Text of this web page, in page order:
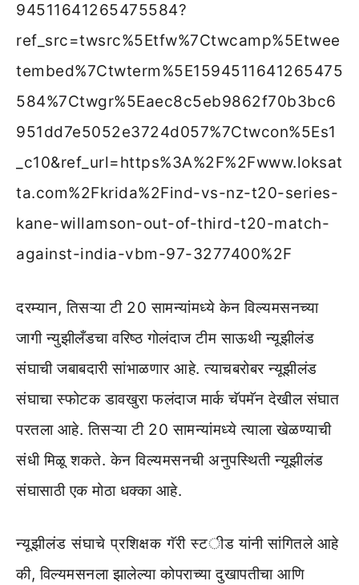
94511641265475584?
ref_src=twsrc%5Etfw%7Ctwcamp%5Etwee
tembed%7Ctwterm%5E1594511641265475
584%7Ctwgr%5Eaec8c5eb9862f70b3bc6
951dd7e5052e3724d057%7Ctwcon%5Es1
_c10&ref_url=https%3A%2F%2Fwww.loksat
ta.com%2Fkrida%2Find-vs-nz-t20-series-
kane-willamson-out-of-third-t20-match-
against-india-vbm-97-3277400%2F
दरम्यान, तिसऱ्या टी 20 सामन्यांमध्ये केन विल्यमसनच्या
जागी न्युझीलँडचा वरिष्ठ गोलंदाज टीम साऊथी न्यूझीलंड
संघाची जबाबदारी सांभाळणार आहे. त्याचबरोबर न्यूझीलंड
संघाचा स्फोटक डावखुरा फलंदाज मार्क चॅपमॅन देखील संघात
परतला आहे. तिसऱ्या टी 20 सामन्यांमध्ये त्याला खेळण्याची
संधी मिळू शकते. केन विल्यमसनची अनुपस्थिती न्यूझीलंड
संघासाठी एक मोठा धक्का आहे.
न्यूझीलंड संघाचे प्रशिक्षक गॅरी स्टीड यांनी सांगितले आहे
की, विल्यमसनला झालेल्या कोपराच्या दुखापतीचा आणि